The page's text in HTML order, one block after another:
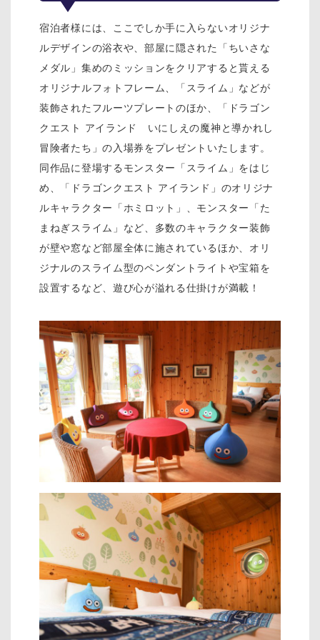
宿泊者様には、ここでしか手に入らないオリジナ
ルデザインの浴衣や、部屋に隠された「ちいさな
メダル」集めのミッションをクリアすると貰える
オリジナルフォトフレーム、「スライム」などが
装飾されたフルーツプレートのほか、「ドラゴン
クエスト アイランド いにしえの魔神と導かれし
冒険者たち」の入場券をプレゼントいたします。
同作品に登場するモンスター「スライム」をはじ
め、「ドラゴンクエスト アイランド」のオリジナ
ルキャラクター「ホミロット」、モンスター「た
まねぎスライム」など、多数のキャラクター装飾
が壁や窓など部屋全体に施されているほか、オリ
ジナルのスライム型のペンダントライトや宝箱を
設置するなど、遊び心が溢れる仕掛けが満載！